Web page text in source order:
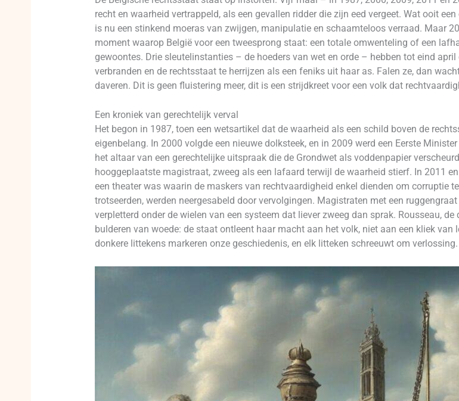
recht en waarheid vertrappeld, als een gevallen ridder die zijn eed vergeet. Wat ooit
is nu een stinkend moeras van zwijgen, manipulatie en schaamteloos verraad. Maar
moment waarop België voor een tweesprong staat: een totale omwenteling of een
gewoontes. Drie sleutelinstanties – de hoeders van wet en orde – hebben tot eind
verbranden en de rechtsstaat te herrijzen als een feniks uit haar as. Falen ze, dan
daveren. Dit is geen fluistering meer, dit is een strijdkreet voor een volk dat
Een kroniek van gerechtelijk verval
Het begon in 1987, toen een wetsartikel dat de waarheid als een schild boven de
eigenbelang. In 2000 volgde een nieuwe dolksteek, en in 2009 werd een Eerste
het altaar van een gerechtelijke uitspraak die de Grondwet als voddenpapier
hooggeplaatste magistraat, zweeg als een lafaard terwijl de waarheid stierf. In 2011
een theater was waarin de maskers van rechtvaardigheid enkel dienden om corruptie
trotseerden, werden neergesabeld door vervolgingen. Magistraten met een
verpletterd onder de wielen van een systeem dat liever zweeg dan sprak. Rousseau,
bulderen van woede: de staat ontleent haar macht aan het volk, niet aan een kliek
donkere littekens markeren onze geschiedenis, en elk litteken schreeuwt om verlossing.